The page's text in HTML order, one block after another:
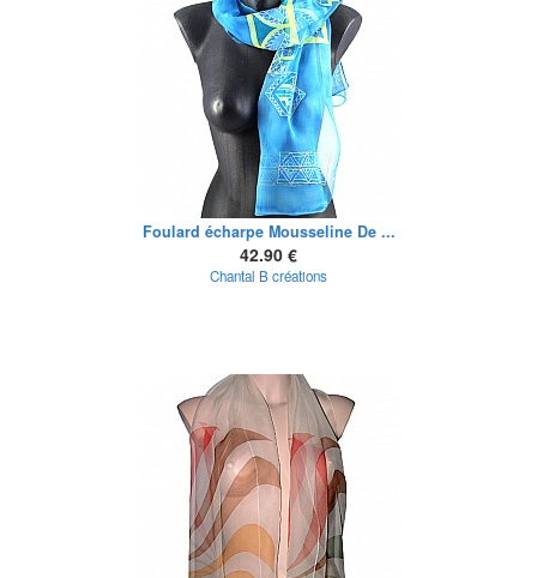
Foulard écharpe Mousseline De ...
42.90 €
Chantal B créations